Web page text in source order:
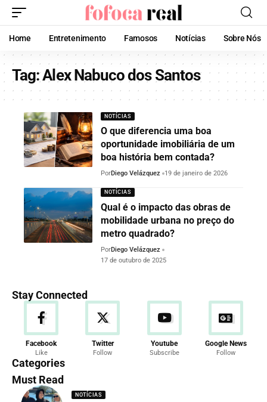
Home Entretenimento Famosos Notícias Sobre Nós
Tag:Alex Nabuco dos Santos
NOTÍCIAS
O que diferencia uma boa
oportunidade imobiliária de um
boa história bem contada?
PorDiego Velázquez 19 de janeiro de 2026
NOTÍCIAS
Qual é o impacto das obras de
mobilidade urbana no preço do
metro quadrado?
PorDiego Velázquez
17 de outubro de 2025
Stay Connected
Facebook
Like
Twitter
Follow
Youtube
Subscribe
Google News
Follow
Categories
Must Read
NOTÍCIAS